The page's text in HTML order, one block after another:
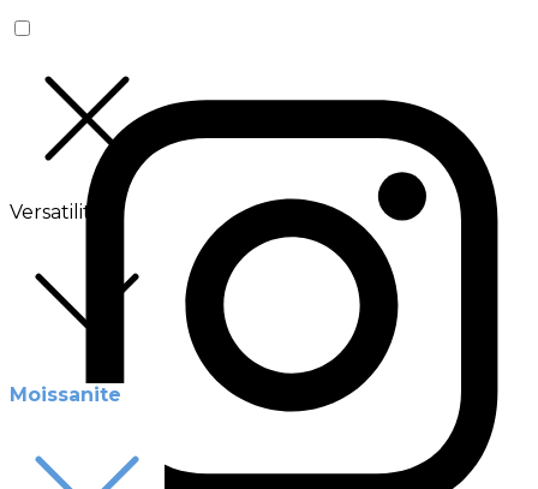
Versatilité
Moissanite